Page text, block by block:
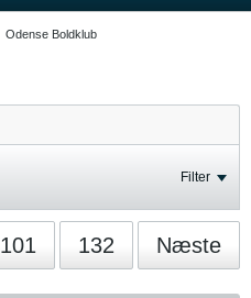
Odense Boldklub
Filter
101 132 Næste